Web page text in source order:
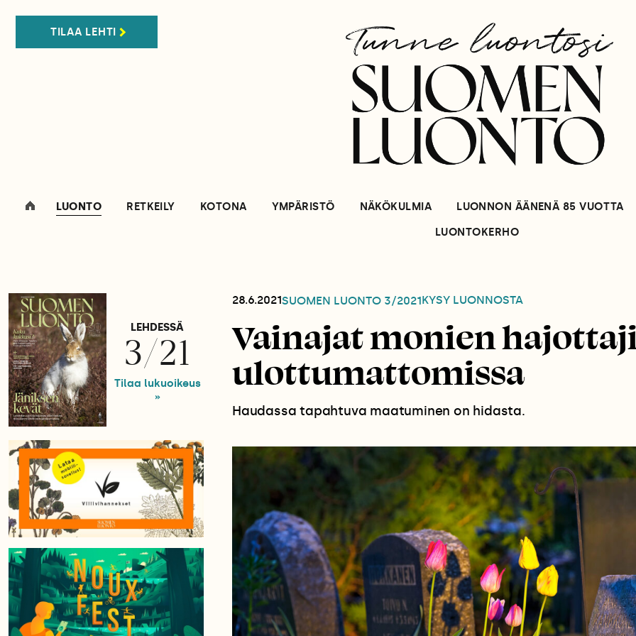
TILAA LEHTI
LUONTO RETKEILY KOTONA YMPÄRISTÖ NÄKÖKULMIA
LUONNON ÄÄNENÄ 85 VUOTTA
LUONTOKERHO
LEHDESSÄ
3/21
Tilaa lukuoikeus
»
28.6.2021SUOMEN LUONTO 3/2021KYSY LUONNOSTA
Vainajat monien
ulottumattomissa
Haudassa tapahtuva maatuminen on hidasta.